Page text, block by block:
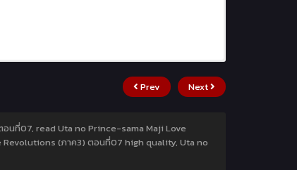
Prev Next
นที่07, read Uta no Prince-sama Maji Love
(ภาค3) ตอนที่07 high quality, Uta no